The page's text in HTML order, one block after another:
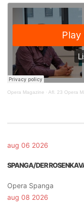
Opera Magazine · Afl. 23 Opera
aug 06 2026
SPANGA/DER
Opera Spanga
aug 08 2026